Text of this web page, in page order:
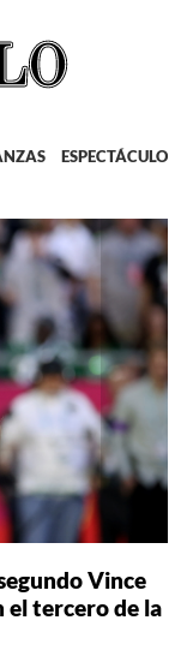
ESPECTÁCULOS
Vince
el tercero de la